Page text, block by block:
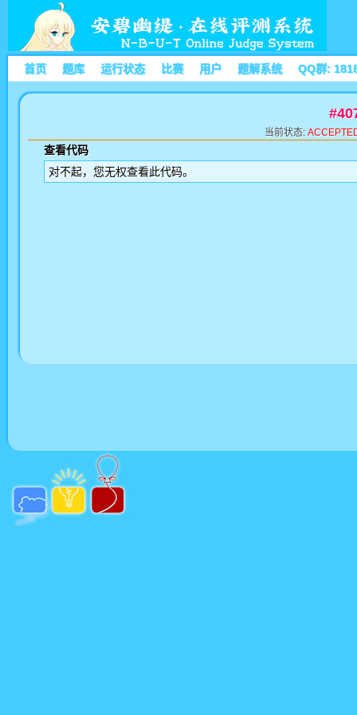
首页 题库 运行状态 比赛 用户 题解系统 QQ群:
当前状态:
查看代码
对不起，您无权查看此代码。